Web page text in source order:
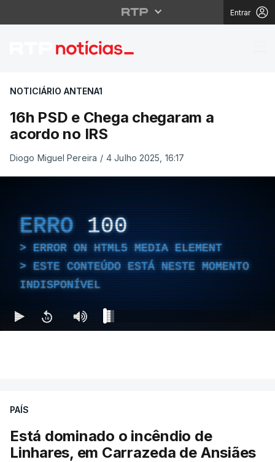
Entrar
16h PSD e Chega
NOTICIÁRIO ANTENA1
16h PSD e Chega chegaram a
acordo no IRS
Diogo Miguel Pereira / 4 Julho 2025, 16:17
ERRO 100
ERROR ON HTML5 MEDIA ELEMENT
ESTE CONTEÚDO ESTÁ NESTE MOMENTO
INDISPONÍVEL
PAÍS
Está dominado o incêndio de
Linhares, em Carrazeda de Ansiães